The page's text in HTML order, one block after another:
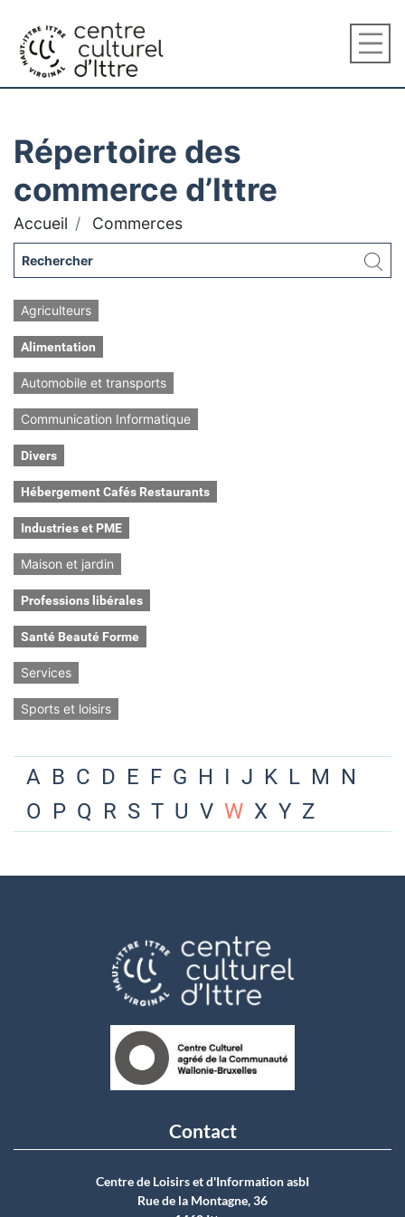
Répertoire des
commerce d’Ittre
Accueil Commerces
Agriculteurs
Alimentation
Automobile et transports
Communication Informatique
Divers
Hébergement Cafés Restaurants
Industries et PME
Maison et jardin
Professions libérales
Santé Beauté Forme
Services
Sports et loisirs
A B C D E F G H I J K L M N
O P Q R S T U V W X Y Z
Contact
Centre de Loisirs et d'Information asbI
Rue de la Montagne, 36